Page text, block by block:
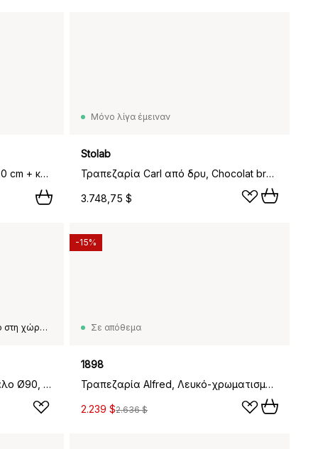
VIOR τραπέζι τραπεζαρίας 120 cm + καρέκλα πακέτο 4 – Λακαρισμένη δρυς‑νάτουρ,
Μόνο λίγα έμειναν
Stolab
Τραπεζαρία Carl από δρυ, Chocolat brown λάδι Special Edition, Ø115 εκ.
3.748,75 $
Αυτό το προϊόν δεν είναι διαθέσιμο στη χώρα παράδοσης που έχετε επιλέξει.
Pastis Table τραπεζαρία μεγάλο Ø90, Lacquered walnut
Σε απόθεμα
1898
Τραπεζαρία Alfred, Λευκό-χρωματισμένη βελανιδιά, 90x220 cm
2.239 $2.636 $
-15%